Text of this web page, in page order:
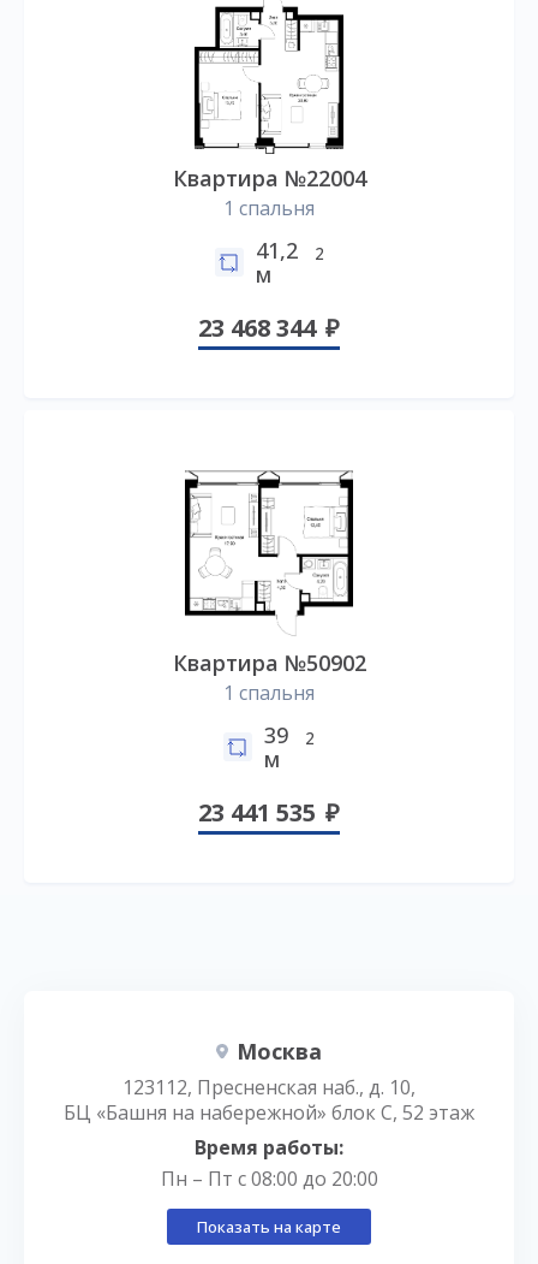
Квартира №22004
1 спальня
41,2
м
2
23 468 344
Квартира №50902
1 спальня
39
м
2
23 441 535
Москва
123112, Пресненская наб., д. 10,
БЦ «Башня на набережной» блок С, 52 этаж
Время работы:
Пн – Пт с 08:00 до 20:00
Показать на карте